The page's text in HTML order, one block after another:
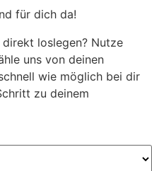
für dich da!
loslegen? Nutze
uns von deinen
wie möglich bei dir
zu deinem